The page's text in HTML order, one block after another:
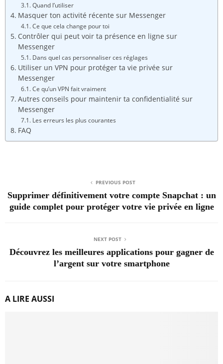
Quand l’utiliser
Masquer ton activité récente sur Messenger
Ce que cela change pour toi
Contrôler qui peut voir ta présence en ligne sur
Messenger
Dans quel cas personnaliser ces réglages
Utiliser un VPN pour protéger ta vie privée sur
Messenger
Ce qu’un VPN fait vraiment
Autres conseils pour maintenir ta confidentialité sur
Messenger
Les erreurs les plus courantes
FAQ
PREVIOUS POST
Supprimer définitivement votre compte Snapchat : un
guide complet pour protéger votre vie privée en ligne
NEXT POST
Découvrez les meilleures applications pour gagner de
l’argent sur votre smartphone
A LIRE AUSSI